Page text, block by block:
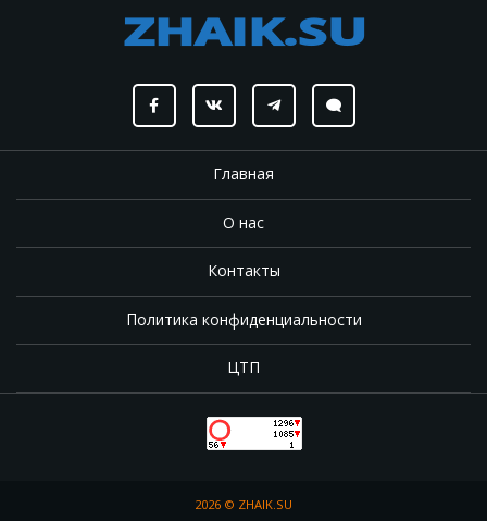
Главная
О нас
Контакты
Политика конфиденциальности
ЦТП
2026 © ZHAIK.SU